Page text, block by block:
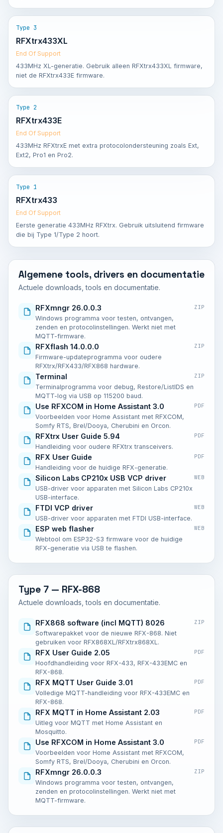
Type 3
RFXtrx433XL
End Of Support
433MHz XL-generatie. Gebruik alleen RFXtrx433XL firmware,
niet de RFXtrx433E firmware.
Type 2
RFXtrx433E
End Of Support
433MHz RFXtrxE met extra protocolondersteuning zoals Ext,
Ext2, Pro1 en Pro2.
Type 1
RFXtrx433
End Of Support
Eerste generatie 433MHz RFXtrx. Gebruik uitsluitend firmware
die bij Type 1/Type 2 hoort.
Algemene tools, drivers en documentatie
Actuele downloads, tools en documentatie.
RFXmngr 26.0.0.3
Windows programma voor testen, ontvangen,
zenden en protocolinstellingen. Werkt niet met
MQTT-firmware.
ZIP
RFXflash 14.0.0.0
Firmware-updateprogramma voor oudere
RFXtrx/RFX433/RFX868 hardware.
ZIP
Terminal
Terminalprogramma voor debug, Restore/ListIDS en
MQTT-log via USB op 115200 baud.
ZIP
Use RFXCOM in Home Assistant 3.0
Voorbeelden voor Home Assistant met RFXCOM,
Somfy RTS, Brel/Dooya, Cherubini en Orcon.
PDF
RFXtrx User Guide 5.94
Handleiding voor oudere RFXtrx transceivers.
PDF
RFX User Guide
Handleiding voor de huidige RFX-generatie.
PDF
Silicon Labs CP210x USB VCP driver
USB-driver voor apparaten met Silicon Labs CP210x
USB-interface.
WEB
FTDI VCP driver
USB-driver voor apparaten met FTDI USB-interface.
WEB
ESP web flasher
Webtool om ESP32-S3 firmware voor de huidige
RFX-generatie via USB te flashen.
WEB
Type 7 — RFX-868
Actuele downloads, tools en documentatie.
RFX868 software (incl MQTT) 8026
Softwarepakket voor de nieuwe RFX-868. Niet
gebruiken voor RFX868XL/RFXtrx868XL.
ZIP
RFX User Guide 2.05
Hoofdhandleiding voor RFX-433, RFX-433EMC en
RFX-868.
PDF
RFX MQTT User Guide 3.01
Volledige MQTT-handleiding voor RFX-433EMC en
RFX-868.
PDF
RFX MQTT in Home Assistant 2.03
Uitleg voor MQTT met Home Assistant en
Mosquitto.
PDF
Use RFXCOM in Home Assistant 3.0
Voorbeelden voor Home Assistant met RFXCOM,
Somfy RTS, Brel/Dooya, Cherubini en Orcon.
PDF
RFXmngr 26.0.0.3
Windows programma voor testen, ontvangen,
zenden en protocolinstellingen. Werkt niet met
MQTT-firmware.
ZIP